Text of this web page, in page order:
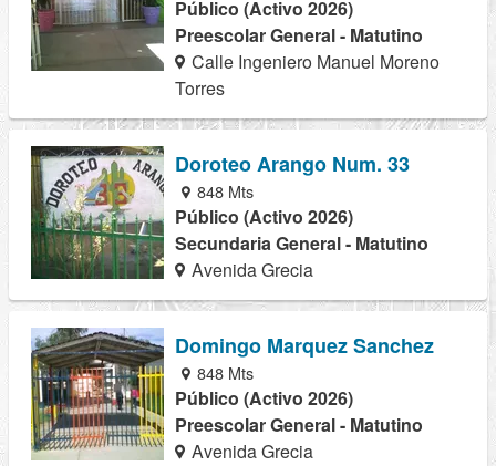
Público (Activo 2026)
Preescolar General - Matutino
Calle Ingeniero Manuel Moreno
Torres
Doroteo Arango Num. 33
848 Mts
Público (Activo 2026)
Secundaria General - Matutino
Avenida Grecia
Domingo Marquez Sanchez
848 Mts
Público (Activo 2026)
Preescolar General - Matutino
Avenida Grecia